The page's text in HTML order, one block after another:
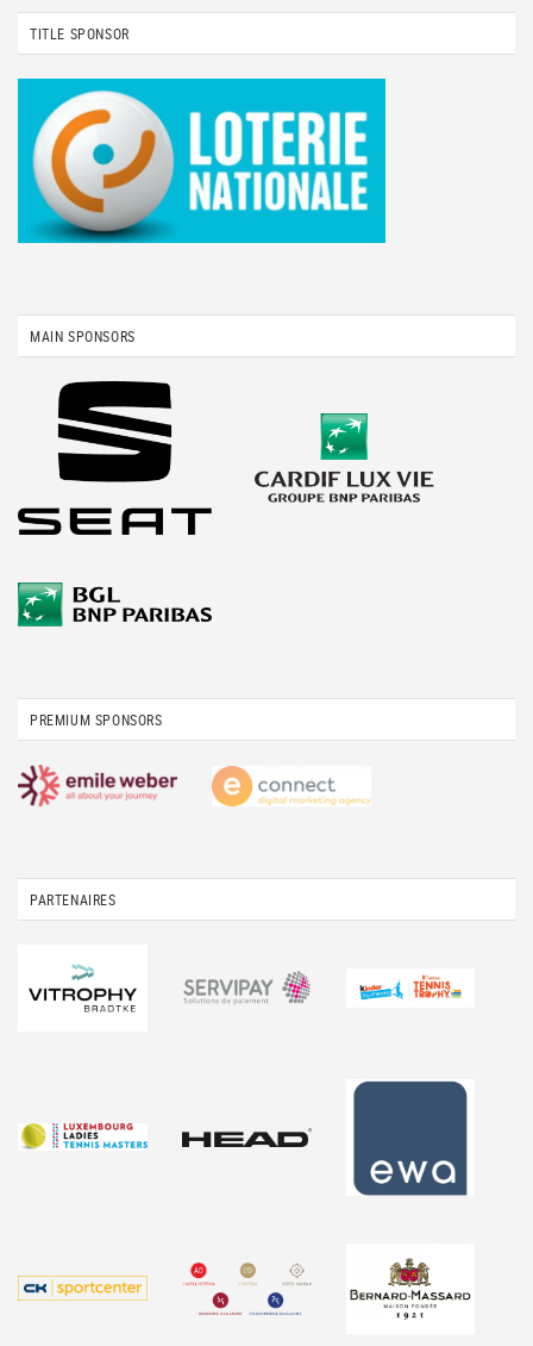
TITLE SPONSOR
MAIN SPONSORS
PREMIUM SPONSORS
PARTENAIRES